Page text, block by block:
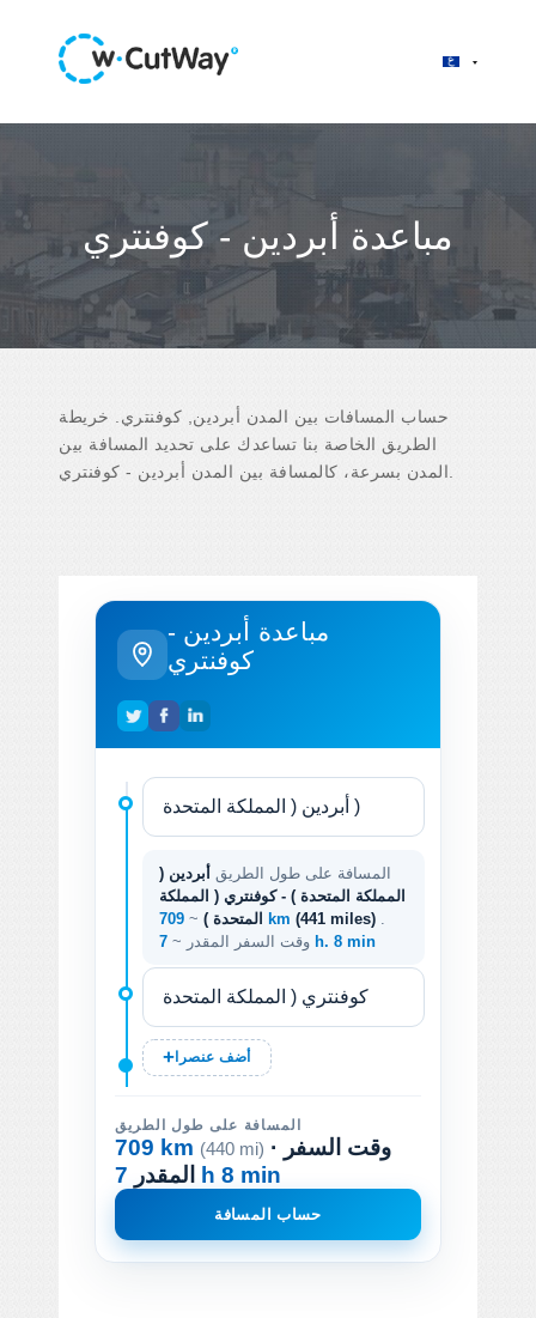
مباعدة أبردين - كوفنتري
حساب المسافات بين المدن أبردين, كوفنتري. خريطة
الطريق الخاصة بنا تساعدك على تحديد المسافة بين
مباعدة أبردين -
كوفنتري
المسافة على طول الطريق أبردين (
المملكة المتحدة ) - كوفنتري ( المملكة
المتحدة ) ~ 709 km (441 miles)
وقت السفر المقدر ~ 7 h. 8 min
أضف عنصرا
المسافة على طول الطريق
709 km (440 mi) · وقت السفر
المقدر 7 h 8 min
حساب المسافة